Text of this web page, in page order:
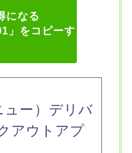
になる
」をコピーす
ュー）デリバ
アウトアプ